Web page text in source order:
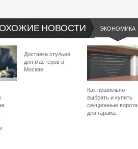
НОВОСТИ ЭКОНОМИКА
Доставка стульев
для мастеров в
Москве
Как правильно
выбрать и купить
секционные ворота
для гаража